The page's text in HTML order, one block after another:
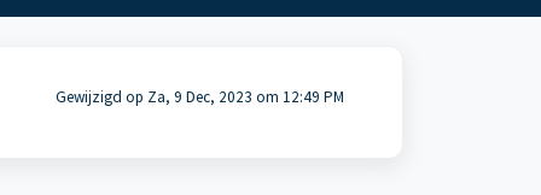
Gewijzigd op Za, 9 Dec, 2023 om 12:49 PM